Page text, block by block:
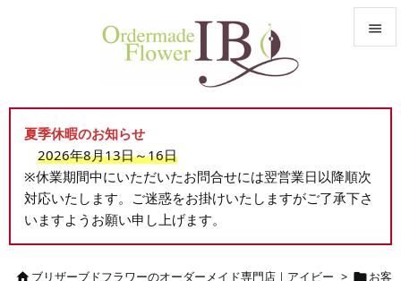


前へ

検索
夏季休暇のお知らせ
2026年8月13日～16日
※休業期間中にいただいたお問合せには翌営業日以降順次
対応いたします。ご迷惑をお掛けいたしますがご了承下さ
いますようお願い申し上げます。
ブリザーブドフラワーのオーダーメイド専門店｜アイビー > お客